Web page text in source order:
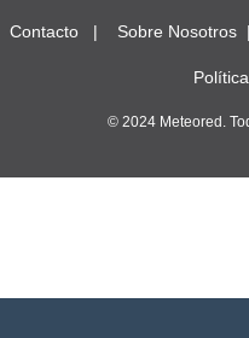
Contacto Sobre Nosotros
© 2024 Meteored.